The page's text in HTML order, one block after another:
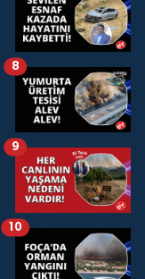
8
9
10